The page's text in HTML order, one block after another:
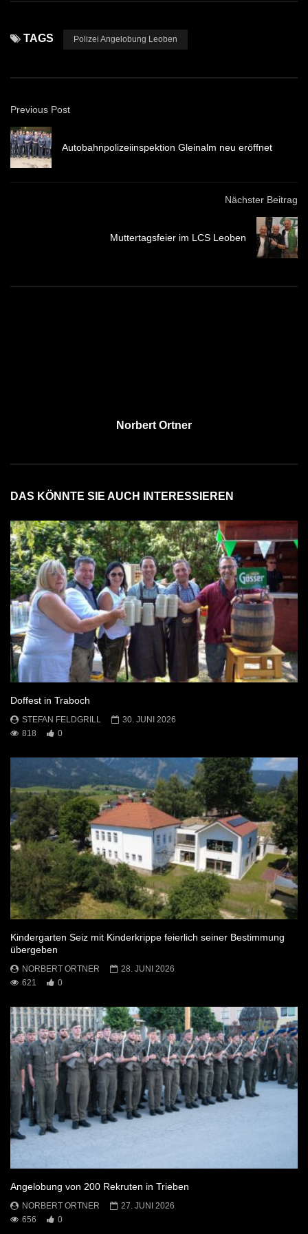
TAGS Polizei Angelobung Leoben
Previous Post
Autobahnpolizeiinspektion Gleinalm neu eröffnet
Nächster Beitrag
Muttertagsfeier im LCS Leoben
Norbert Ortner
DAS KÖNNTE SIE AUCH INTERESSIEREN
Doffest in Traboch
STEFAN FELDGRILL
30. JUNI 2026
818
0
Kindergarten Seiz mit Kinderkrippe feierlich seiner Bestimmung
übergeben
NORBERT ORTNER
28. JUNI 2026
621
0
Angelobung von 200 Rekruten in Trieben
NORBERT ORTNER
27. JUNI 2026
656
0